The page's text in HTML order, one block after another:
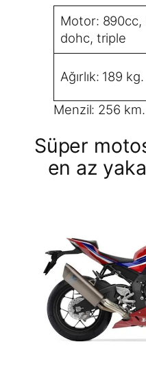
Motor: 890cc,
dohc, triple
Ağırlık: 189 kg.
Menzil: 256 km.
Süper
en az